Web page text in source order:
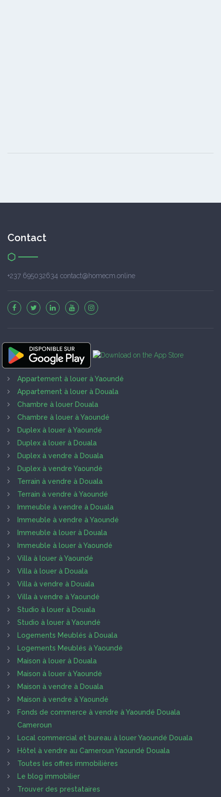
Contact
+237 695032634 contact@homecm.online
Appartement à louer à Yaoundé
Appartement à louer à Douala
Chambre à louer Douala
Chambre à louer à Yaoundé
Duplex à louer à Yaoundé
Duplex à louer à Douala
Duplex à vendre à Douala
Duplex à vendre Yaoundé
Terrain à vendre à Douala
Terrain à vendre à Yaoundé
Immeuble à vendre à Douala
Immeuble à vendre à Yaoundé
Immeuble à louer à Douala
Immeuble à louer à Yaoundé
Villa à louer à Yaoundé
Villa à louer à Douala
Villa à vendre à Douala
Villa à vendre à Yaoundé
Studio à louer à Douala
Studio à louer à Yaoundé
Logements Meublés à Douala
Logements Meublés à Yaoundé
Maison à louer à Douala
Maison à louer à Yaoundé
Maison à vendre à Douala
Maison à vendre à Yaoundé
Fonds de commerce à vendre à Yaoundé Douala
Cameroun
Local commercial et bureau à louer Yaoundé Douala
Hôtel à vendre au Cameroun Yaoundé Douala
Toutes les offres immobilières
Le blog immobilier
Trouver des prestataires